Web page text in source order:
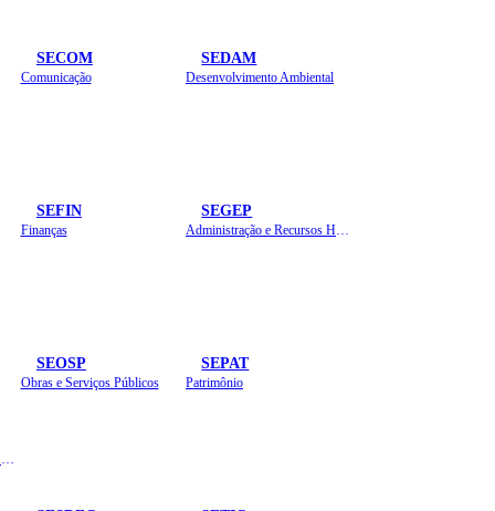
SECOM
Comunicação
SEDAM
Desenvolvimento Ambiental
SEFIN
Finanças
SEGEP
SEOSP
Obras e Serviços Públicos
SEPAT
Patrimônio